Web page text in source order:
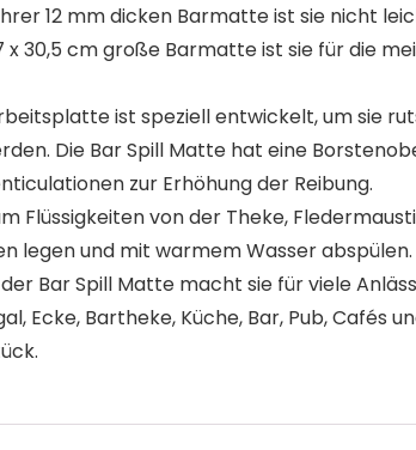
12 mm dicken Barmatte ist sie nicht
x 30,5 cm große Barmatte ist sie für die
ist speziell entwickelt, um sie
Die Bar Spill Matte hat eine
zur Erhöhung der Reibung.
Flüssigkeiten von der Theke,
legen und mit warmem Wasser abspülen.
Bar Spill Matte macht sie für viele
Ecke, Bartheke, Küche, Bar, Pub, Cafés